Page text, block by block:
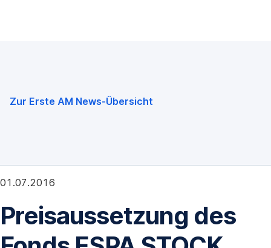
Zur Erste AM News-Übersicht
01.07.2016
Preisaussetzung des